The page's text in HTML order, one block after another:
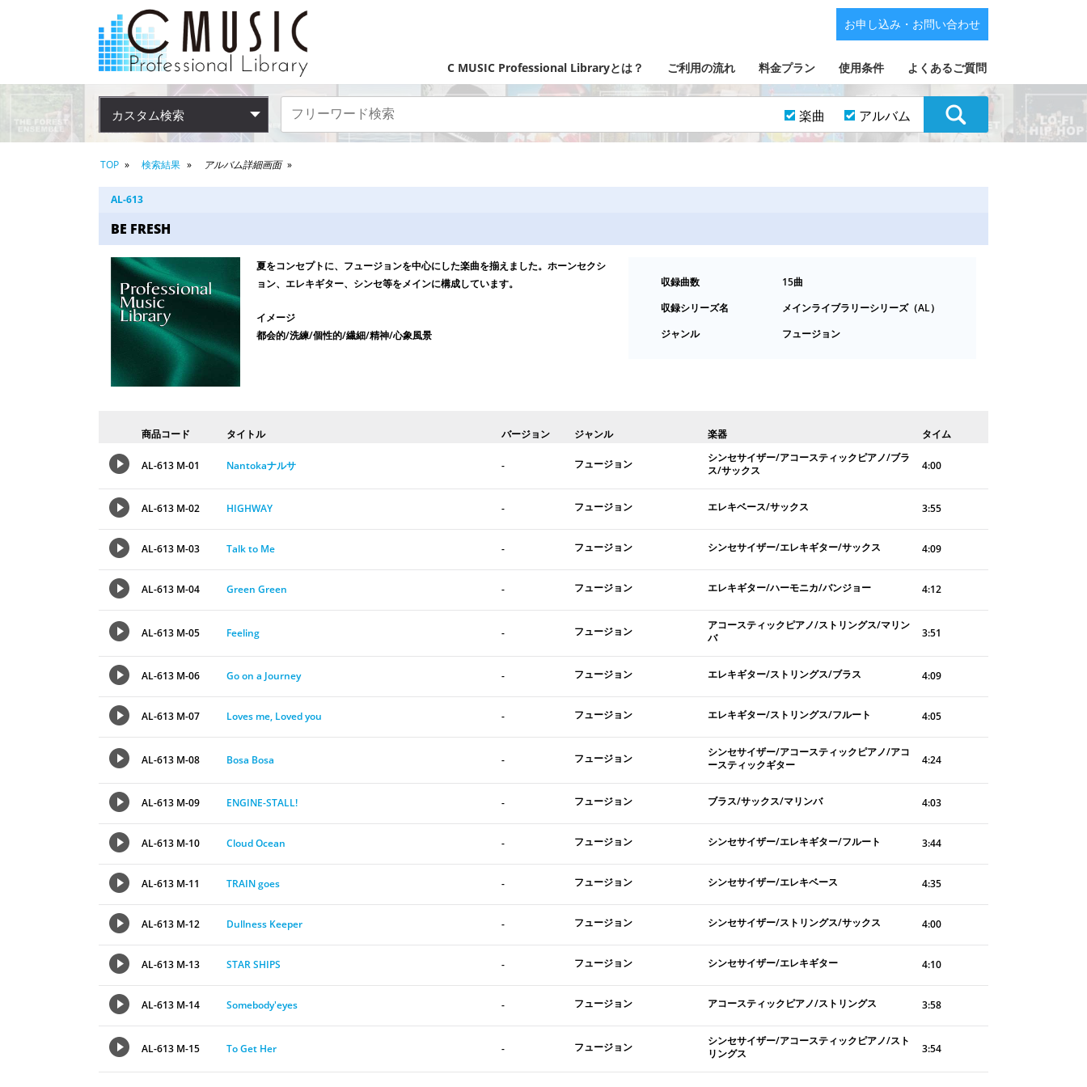
C MUSIC Professional Libraryとは？ ご利用の流れ 料金プラン 使用条件 よくあるご質問
お申し込み・お問い合わせ
カスタム検索 楽曲 アルバム
TOP 検索結果 アルバム詳細画面
AL-613
BE FRESH
夏をコンセプトに、フュージョンを中心にした楽曲を揃えました。ホーンセクシ
ョン、エレキギター、シンセ等をメインに構成しています。
イメージ
都会的/洗練/個性的/繊細/精神/心象風景
収録曲数
15曲
収録シリーズ名
メインライブラリーシリーズ（AL）
ジャンル
フュージョン
商品コード タイトル バージョン ジャンル 楽器 タイム
AL-613 M-01 Nantokaナルサ - フュージョン
シンセサイザー/アコースティックピアノ/ブラ
ス/サックス
4:00
AL-613 M-02 HIGHWAY - フュージョン エレキベース/サックス 3:55
AL-613 M-03 Talk to Me - フュージョン シンセサイザー/エレキギター/サックス 4:09
AL-613 M-04 Green Green - フュージョン エレキギター/ハーモニカ/バンジョー 4:12
AL-613 M-05 Feeling - フュージョン
アコースティックピアノ/ストリングス/マリン
バ
3:51
AL-613 M-06 Go on a Journey - フュージョン エレキギター/ストリングス/ブラス 4:09
AL-613 M-07 Loves me, Loved you - フュージョン エレキギター/ストリングス/フルート 4:05
AL-613 M-08 Bosa Bosa - フュージョン
シンセサイザー/アコースティックピアノ/アコ
ースティックギター
4:24
AL-613 M-09 ENGINE-STALL! - フュージョン ブラス/サックス/マリンバ 4:03
AL-613 M-10 Cloud Ocean - フュージョン シンセサイザー/エレキギター/フルート 3:44
AL-613 M-11 TRAIN goes - フュージョン シンセサイザー/エレキベース 4:35
AL-613 M-12 Dullness Keeper - フュージョン シンセサイザー/ストリングス/サックス 4:00
AL-613 M-13 STAR SHIPS - フュージョン シンセサイザー/エレキギター 4:10
AL-613 M-14 Somebody'eyes - フュージョン アコースティックピアノ/ストリングス 3:58
AL-613 M-15 To Get Her - フュージョン
シンセサイザー/アコースティックピアノ/スト
リングス
3:54